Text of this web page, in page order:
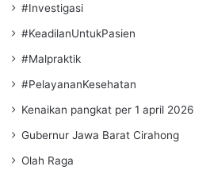
#Investigasi
#KeadilanUntukPasien
#Malpraktik
#PelayananKesehatan
Kenaikan pangkat per 1 april 2026
Gubernur Jawa Barat Cirahong
Olah Raga